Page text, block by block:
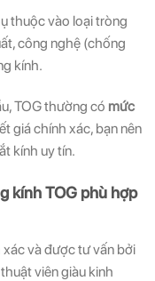
thuộc vào loại tròng
công nghệ (chống
kính.
TOG thường có mức
giá chính xác, bạn nên
kính uy tín.
kính TOG phù hợp
và được tư vấn bởi
viên giàu kinh